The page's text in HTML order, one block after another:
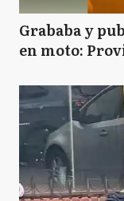
Grababa y
en moto: